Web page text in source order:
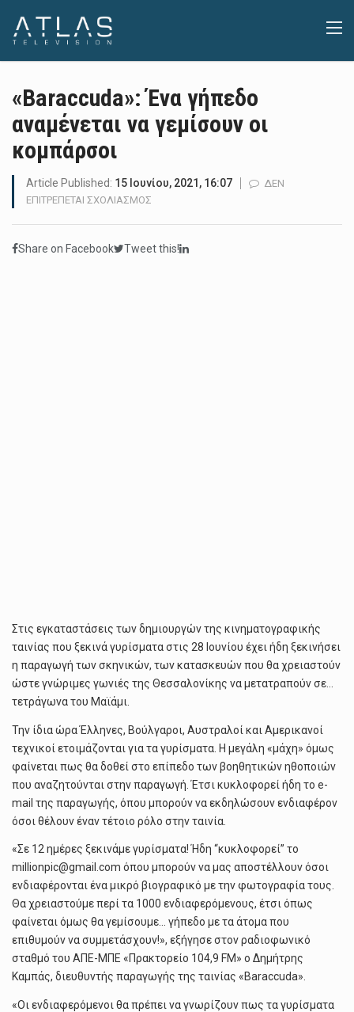
«Baraccuda»: Ένα γήπεδο
αναμένεται να γεμίσουν οι
κομπάρσοι
Article Published: 15 Ιουνίου, 2021, 16:07
ΔΕΝ
ΕΠΙΤΡΈΠΕΤΑΙ ΣΧΟΛΙΑΣΜΌΣ
ΓΉΠΕΔΟ
Share on Facebook Tweet this!
Στις εγκαταστάσεις των δημιουργών της κινηματογραφικής
ταινίας που ξεκινά γυρίσματα στις 28 Ιουνίου έχει ήδη ξεκινήσει
η παραγωγή των σκηνικών, των κατασκευών που θα χρειαστούν
ώστε γνώριμες γωνιές της Θεσσαλονίκης να μετατραπούν σε…
τετράγωνα του Μαϊάμι.
Την ίδια ώρα Έλληνες, Βούλγαροι, Αυστραλοί και Αμερικανοί
τεχνικοί ετοιμάζονται για τα γυρίσματα. Η μεγάλη «μάχη» όμως
φαίνεται πως θα δοθεί στο επίπεδο των βοηθητικών ηθοποιών
που αναζητούνται στην παραγωγή. Έτσι κυκλοφορεί ήδη το e-
mail της παραγωγής, όπου μπορούν να εκδηλώσουν ενδιαφέρον
όσοι θέλουν έναν τέτοιο ρόλο στην ταινία.
«Σε 12 ημέρες ξεκινάμε γυρίσματα! Ήδη “κυκλοφορεί” το
millionpic@gmail.com όπου μπορούν να μας αποστέλλουν όσοι
ενδιαφέρονται ένα μικρό βιογραφικό με την φωτογραφία τους.
Θα χρειαστούμε περί τα 1000 ενδιαφερόμενους, έτσι όπως
φαίνεται όμως θα γεμίσουμε… γήπεδο με τα άτομα που
επιθυμούν να συμμετάσχουν!», εξήγησε στον ραδιοφωνικό
σταθμό του ΑΠΕ-ΜΠΕ «Πρακτορείο 104,9 FM» ο Δημήτρης
Καμπάς, διευθυντής παραγωγής της ταινίας «Baraccuda».
«Οι ενδιαφερόμενοι θα πρέπει να γνωρίζουν πως τα γυρίσματα